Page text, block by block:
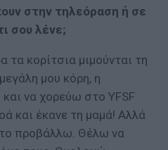
στην τηλεόραση ή σε
σου λένε;
τα κορίτσια μιμούνται τη
μου κόρη, η
να χορεύω στο YFSF
και έκανε τη μαμά! Αλλά
το προβάλλω. Θέλω να